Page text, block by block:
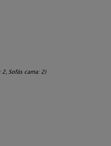
Sofás cama: 2)